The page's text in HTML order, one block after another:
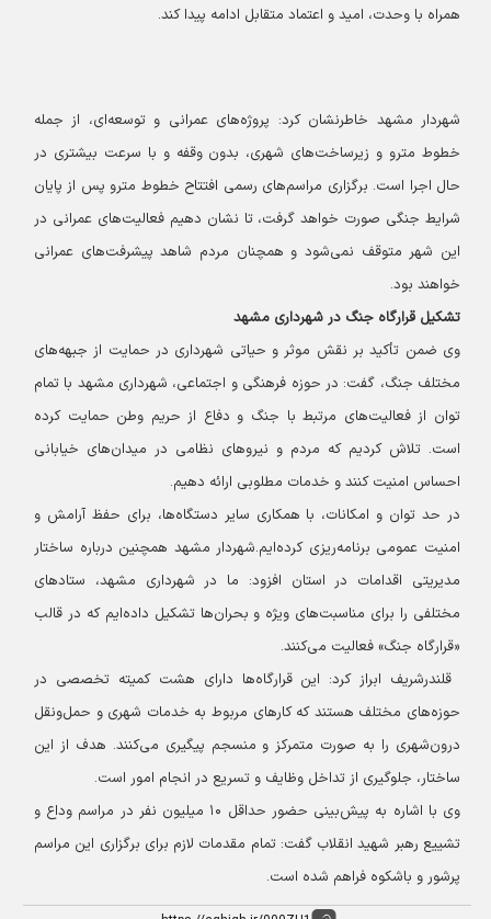
همراه با وحدت، امید و اعتماد متقابل ادامه پیدا کند.
شهردار مشهد خاطرنشان کرد: پروژه‌های عمرانی و توسعه‌ای، از جمله
خطوط مترو و زیرساخت‌های شهری، بدون وقفه و با سرعت بیشتری در
حال اجرا است. برگزاری مراسم‌های رسمی افتتاح خطوط مترو پس از پایان
شرایط جنگی صورت خواهد گرفت، تا نشان دهیم فعالیت‌های عمرانی در
این شهر متوقف نمی‌شود و همچنان مردم شاهد پیشرفت‌های عمرانی
خواهند بود.
تشکیل قرارگاه جنگ در شهرداری مشهد
وی ضمن تأکید بر نقش موثر و حیاتی شهرداری در حمایت از جبهه‌های
مختلف جنگ، گفت: در حوزه فرهنگی و اجتماعی، شهرداری مشهد با تمام
توان از فعالیت‌های مرتبط با جنگ و دفاع از حریم وطن حمایت کرده
است. تلاش کردیم که مردم و نیروهای نظامی در میدان‌های خیابانی
احساس امنیت کنند و خدمات مطلوبی ارائه دهیم.
در حد توان و امکانات، با همکاری سایر دستگاه‌ها، برای حفظ آرامش و
امنیت عمومی برنامه‌ریزی کرده‌ایم.شهردار مشهد همچنین درباره ساختار
مدیریتی اقدامات در استان افزود: ما در شهرداری مشهد، ستادهای
مختلفی را برای مناسبت‌های ویژه و بحران‌ها تشکیل داده‌ایم که در قالب
«قرارگاه جنگ» فعالیت می‌کنند.
قلندرشریف ابراز کرد: این قرارگاه‌ها دارای هشت کمیته تخصصی در
حوزه‌های مختلف هستند که کارهای مربوط به خدمات شهری و حمل‌ونقل
درون‌شهری را به صورت متمرکز و منسجم پیگیری می‌کنند. هدف از این
ساختار، جلوگیری از تداخل وظایف و تسریع در انجام امور است.
وی با اشاره به پیش‌بینی حضور حداقل ۱۰ میلیون نفر در مراسم وداع و
تشییع رهبر شهید انقلاب گفت: تمام مقدمات لازم برای برگزاری این مراسم
پرشور و باشکوه فراهم شده است.